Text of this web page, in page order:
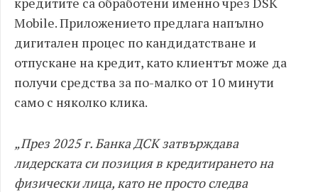
Mobile. Приложението предлага напълно
дигитален процес по кандидатстване и
отпускане на кредит, като клиентът може да
получи средства за по-малко от 10 минути
само с няколко клика.
„През 2025 г. Банка ДСК затвърждава
лидерската си позиция в кредитирането на
физически лица, като не просто следва